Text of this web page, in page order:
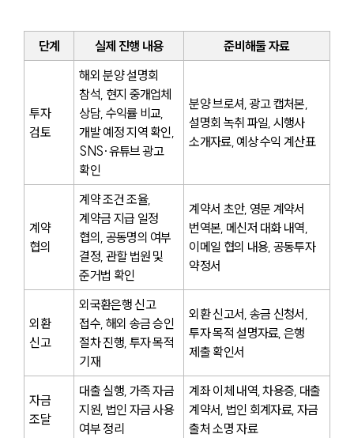
단계 실제 진행 내용 준비해둘 자료
투자
검토
해외 분양 설명회
참석, 현지 중개업체
상담, 수익률 비교,
개발 예정 지역 확인,
SNS·유튜브 광고
확인
분양 브로셔, 광고 캡처본,
설명회 녹취 파일, 시행사
소개자료, 예상 수익 계산표
계약
협의
계약 조건 조율,
계약금 지급 일정
협의, 공동명의 여부
결정, 관할 법원 및
준거법 확인
계약서 초안, 영문 계약서
번역본, 메신저 대화 내역,
이메일 협의 내용, 공동투자
약정서
외환
신고
외국환은행 신고
접수, 해외 송금 승인
절차 진행, 투자 목적
기재
외환 신고서, 송금 신청서,
투자 목적 설명자료, 은행
제출 확인서
자금
조달
대출 실행, 가족 자금
지원, 법인 자금 사용
여부 정리
계좌 이체 내역, 차용증, 대출
계약서, 법인 회계자료, 자금
출처 소명 자료